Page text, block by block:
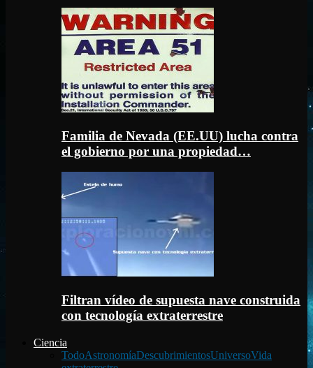
Familia de Nevada (EE.UU) lucha contra
el gobierno por una propiedad…
Filtran vídeo de supuesta nave construida
con tecnología extraterrestre
Ciencia
TodoAstronomíaDescubrimientosUniversoVida